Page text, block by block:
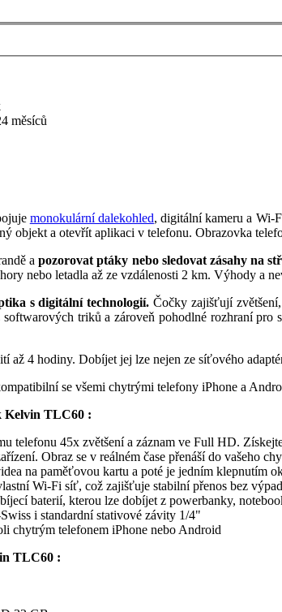
měsíců
monokulární dalekohled, digitální kameru a Wi-
objekt a otevřít aplikaci v telefonu. Obrazovka
a pozorovat ptáky nebo sledovat zásahy na
nebo letadla až ze vzdálenosti 2 km. Výhody a
s digitální technologií. Čočky zajišťují
softwarových triků a zároveň pohodlné rozhraní
až 4 hodiny. Dobíjet jej lze nejen ze síťového
se všemi chytrými telefony iPhone a
Kelvin TLC60 :
telefonu 45x zvětšení a záznam ve Full HD.
Obraz se v reálném čase přenáší do vašeho
na paměťovou kartu a poté je jedním klepnutím
Wi-Fi síť, což zajišťuje stabilní přenos bez
baterií, kterou lze dobíjet z powerbanky,
i standardní stativové závity 1/4"
chytrým telefonem iPhone nebo Android
TLC60 :